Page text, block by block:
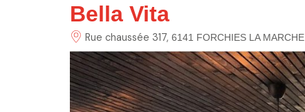
Bella Vita
Rue chaussée 317 6141 FORCHIES LA MARCHE